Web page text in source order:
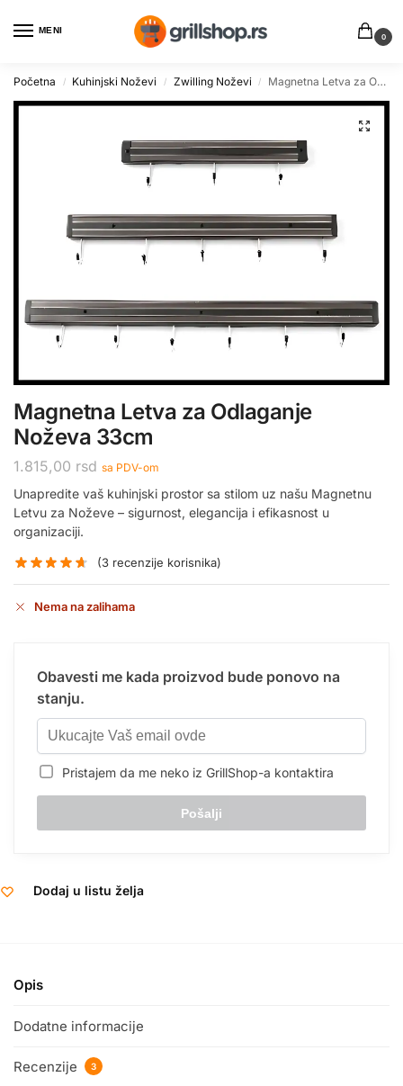
MENI
0
Početna / Kuhinjski Noževi / Zwilling Noževi / Magnetna Letva za Odlaganje Noževa 33cm
Magnetna Letva za Odlaganje
Noževa 33cm
1.815,00 rsd sa PDV-om
Unapredite vaš kuhinjski prostor sa stilom uz našu Magnetnu
Letvu za Noževe – sigurnost, elegancija i efikasnost u
organizaciji.
(3 recenzije korisnika)
Nema na zalihama
Obavesti me kada proizvod bude ponovo na
stanju.
Pristajem da me neko iz GrillShop-a kontaktira
Dodaj u listu želja
Opis
Dodatne informacije
Recenzije 3